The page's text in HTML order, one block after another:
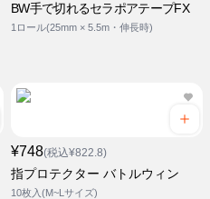
BW手で切れるセラポアテープFX
1ロール(25mm × 5.5m・伸長時)
¥748(税込¥822.8)
指プロテクター バトルウィン
10枚入(M~Lサイズ)